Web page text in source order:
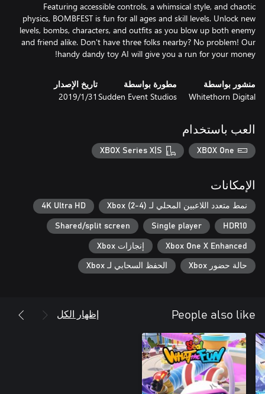
Featuring accessible controls, a whimsical style, and chaotic
physics, BOMBFEST is fun for all ages and skill levels. Unlock new
levels, bombs, characters, and outfits as you blow up both enemy
and friend alike. Don't have three folks nearby? No problem! Our
handy dandy toy AI will give you a run for your money!
منشور بواسطة
Whitethorn Digital
مطورة بواسطة
Sudden Event Studios
تاريخ الإصدار
31‏/1‏/2019
العب باستخدام
XBOX One
XBOX Series X|S
الإمكانات
نمط متعدد اللاعبين المحلي لـ Xbox (2-4) 4K Ultra HD
HDR10
Single player
Shared/split screen
Xbox One X Enhanced إنجازات Xbox
حالة حضور Xbox الحفظ السحابي لـ Xbox
People also like إظهار الكل